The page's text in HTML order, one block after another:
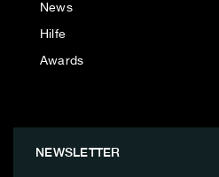
News
Hilfe
Awards
NEWSLETTER